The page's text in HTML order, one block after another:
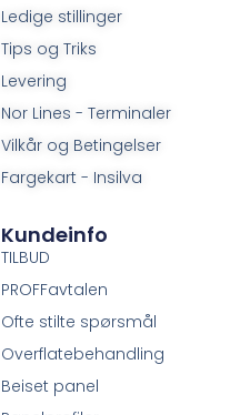
Ledige stillinger
Tips og Triks
Levering
Nor Lines - Terminaler
Vilkår og Betingelser
Fargekart - Insilva
Kundeinfo
TILBUD
PROFFavtalen
Ofte stilte spørsmål
Overflatebehandling
Beiset panel